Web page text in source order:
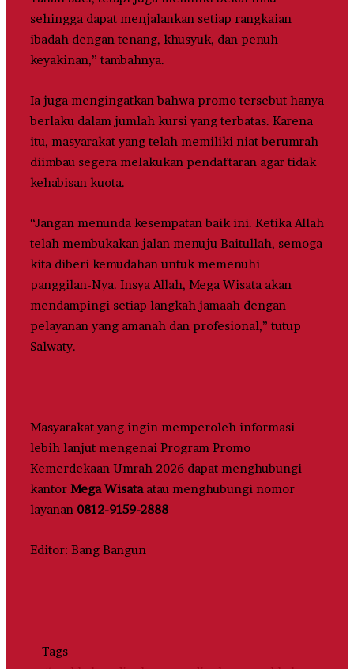
sehingga dapat menjalankan setiap rangkaian
ibadah dengan tenang, khusyuk, dan penuh
keyakinan,” tambahnya.
Ia juga mengingatkan bahwa promo tersebut hanya
berlaku dalam jumlah kursi yang terbatas. Karena
itu, masyarakat yang telah memiliki niat berumrah
diimbau segera melakukan pendaftaran agar tidak
kehabisan kuota.
“Jangan menunda kesempatan baik ini. Ketika Allah
telah membukakan jalan menuju Baitullah, semoga
kita diberi kemudahan untuk memenuhi
panggilan-Nya. Insya Allah, Mega Wisata akan
mendampingi setiap langkah jamaah dengan
pelayanan yang amanah dan profesional,” tutup
Salwaty.
Masyarakat yang ingin memperoleh informasi
lebih lanjut mengenai Program Promo
Kemerdekaan Umrah 2026 dapat menghubungi
kantor Mega Wisataatau menghubungi nomor
layanan 0812-9159-2888
Editor: Bang Bangun
Tags